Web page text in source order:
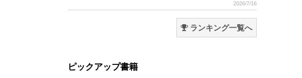
2026/7/16
ランキング一覧へ
ピックアップ書籍